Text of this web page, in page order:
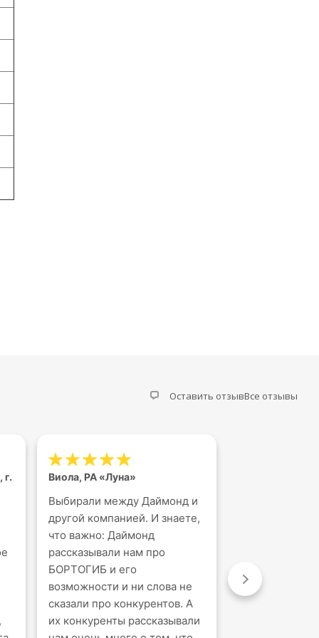
Оставить отзывВсе отзывы
г.
Виола, РА «Луна»
Выбирали между Даймонд и
другой компанией. И знаете,
что важно: Даймонд
рассказывали нам про
БОРТОГИБ и его
возможности и ни слова не
сказали про конкурентов. А
их конкуренты рассказывали
высоким
его